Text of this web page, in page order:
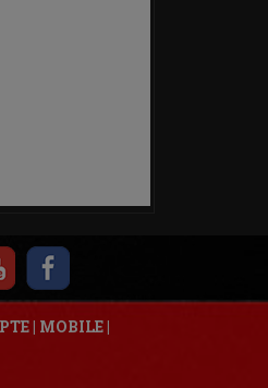
| MOBILE|